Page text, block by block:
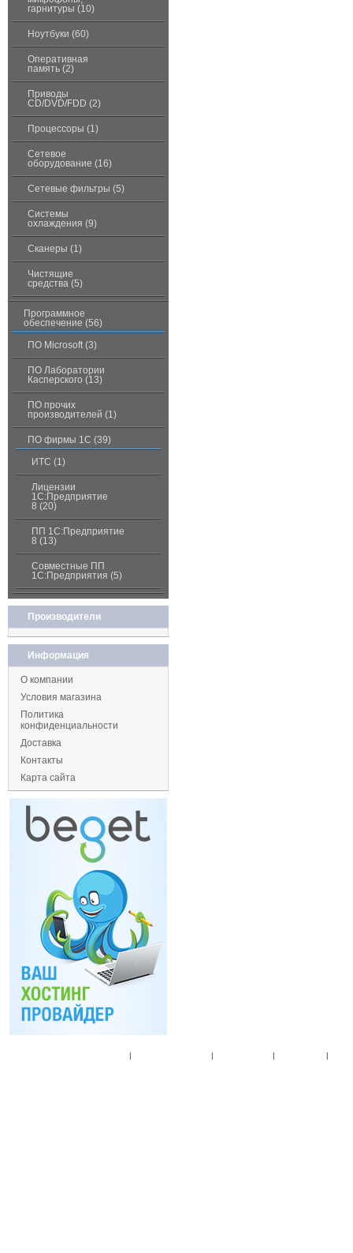
гарнитуры (10)
Ноутбуки (60)
Оперативная
память (2)
Приводы
CD/DVD/FDD (2)
Процессоры (1)
Сетевое
оборудование (16)
Сетевые фильтры (5)
Системы
охлаждения (9)
Сканеры (1)
Чистящие
средства (5)
Программное
обеспечение (56)
ПО Microsoft (3)
ПО Лаборатории
Касперского (13)
ПО прочих
производителей (1)
ПО фирмы 1С (39)
ИТС (1)
Лицензии
1С:Предприятие
8 (20)
ПП 1С:Предприятие
8 (13)
Совместные ПП
1С:Предприятия (5)
Производители
Информация
О компании
Условия магазина
Политика
конфиденциальности
Доставка
Контакты
Карта сайта
| | | |